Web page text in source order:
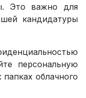
Это важно для
кандидатуры
персональную
облачного